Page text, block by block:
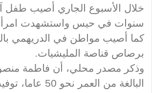
سنوات في حيس واستشهدت
كما أصيب مواطن في الدريهمي
برصاص قناصة المليشيات.
وذكر مصدر محلي، أن فاطمة
البالغة من العمر